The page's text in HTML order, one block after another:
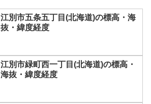
江別市五条五丁目(北海道)の標高・海
抜・緯度経度
江別市緑町西一丁目(北海道)の標高・
海抜・緯度経度